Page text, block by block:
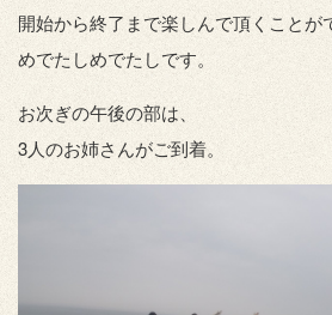
開始から終了まで楽しんで頂くことが
めでたしめでたしです。
お次ぎの午後の部は、
3人のお姉さんがご到着。